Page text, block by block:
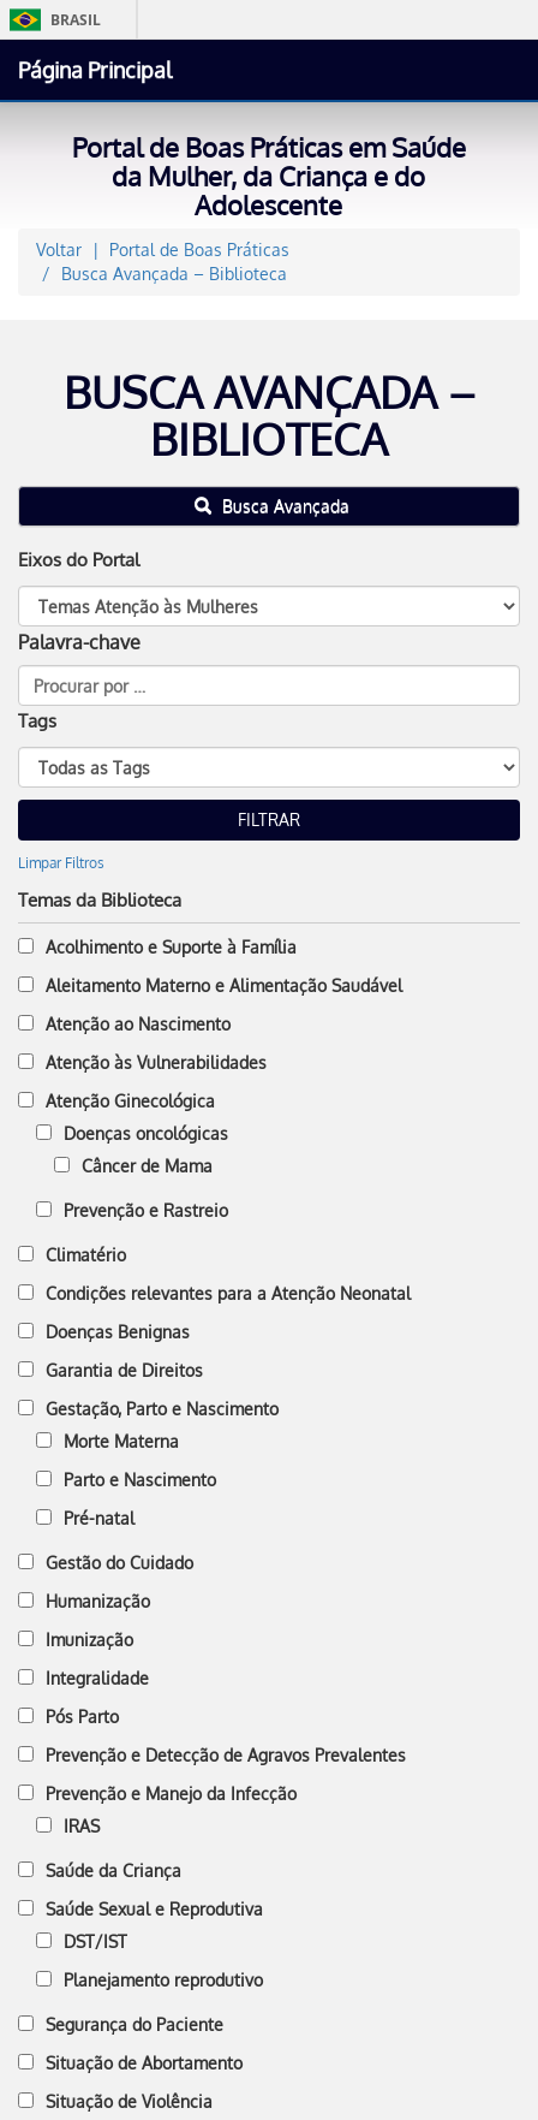
BRASIL
Página Principal
Portal de Boas Práticas em Saúde
da Mulher, da Criança e do
Adolescente
Voltar
Portal de Boas Práticas
Busca Avançada – Biblioteca
BUSCA AVANÇADA –
BIBLIOTECA
Busca Avançada
Eixos do Portal
Palavra-chave
Tags
Limpar Filtros
Temas da Biblioteca
Acolhimento e Suporte à Família
Aleitamento Materno e Alimentação Saudável
Atenção ao Nascimento
Atenção às Vulnerabilidades
Atenção Ginecológica
Doenças oncológicas
Câncer de Mama
Prevenção e Rastreio
Climatério
Condições relevantes para a Atenção Neonatal
Doenças Benignas
Garantia de Direitos
Gestação, Parto e Nascimento
Morte Materna
Parto e Nascimento
Pré-natal
Gestão do Cuidado
Humanização
Imunização
Integralidade
Pós Parto
Prevenção e Detecção de Agravos Prevalentes
Prevenção e Manejo da Infecção
IRAS
Saúde da Criança
Saúde Sexual e Reprodutiva
DST/IST
Planejamento reprodutivo
Segurança do Paciente
Situação de Abortamento
Situação de Violência